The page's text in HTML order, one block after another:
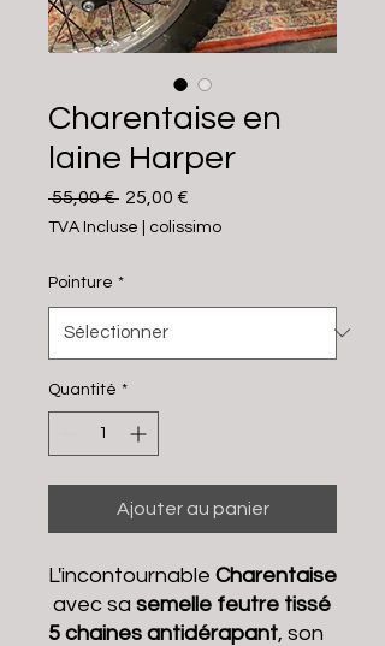
Charentaise en
laine Harper
55,00 € Prix original
25,00 €
TVA Incluse colissimo
Pointure *
Quantité *
Ajouter au panier
L'incontournable Charentaise
avec sa semelle feutre tissé
5 chaines antidérapant, son